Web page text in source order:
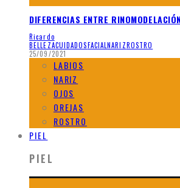
DIFERENCIAS ENTRE
Ricardo
BELLEZACUIDADOSFACIALNARIZROSTRO
25/09/2021
LABIOS
NARIZ
OJOS
OREJAS
ROSTRO
PIEL
PIEL